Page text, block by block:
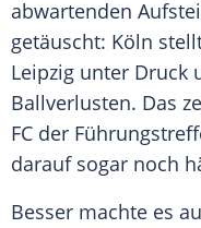
abwartenden
getäuscht: Köln
Leipzig unter Druck
Ballverlusten. Das
FC der
darauf sogar noch
Besser machte es